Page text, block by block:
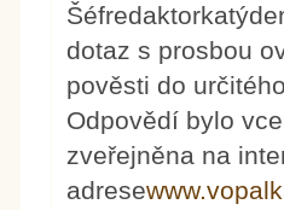
dotaz s prosbou
pověsti do
Odpovědí bylo
zveřejněna na
adrese